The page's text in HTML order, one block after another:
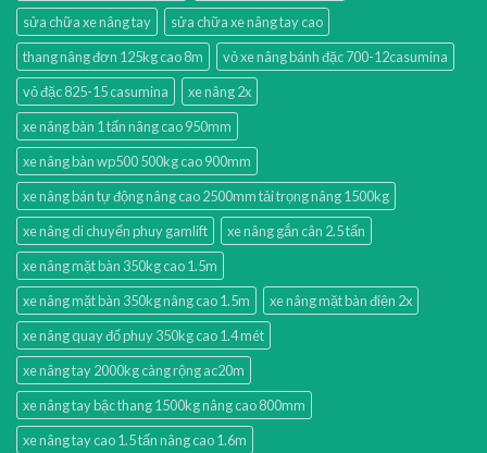
sửa chữa xe nâng tay
sửa chữa xe nâng tay cao
thang nâng đơn 125kg cao 8m
vỏ xe nâng bánh đặc 700-12casumina
vỏ đặc 825-15 casumina
xe nâng 2x
xe nâng bàn 1 tấn nâng cao 950mm
xe nâng bàn wp500 500kg cao 900mm
xe nâng bán tự động nâng cao 2500mm tải trọng nâng 1500kg
xe nâng di chuyển phuy gamlift
xe nâng gắn cân 2.5 tấn
xe nâng mặt bàn 350kg cao 1.5m
xe nâng mặt bàn 350kg nâng cao 1.5m
xe nâng mặt bàn điện 2x
xe nâng quay đổ phuy 350kg cao 1.4 mét
xe nâng tay 2000kg càng rộng ac20m
xe nâng tay bậc thang 1500kg nâng cao 800mm
xe nâng tay cao 1.5 tấn nâng cao 1.6m